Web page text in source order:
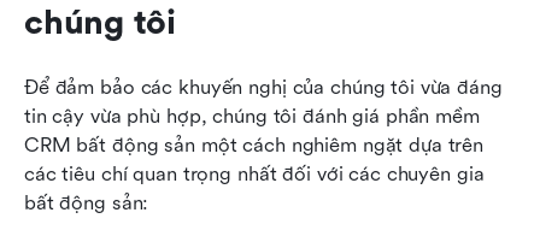
chúng tôi
Để đảm bảo các khuyến nghị của chúng tôi vừa đáng
tin cậy vừa phù hợp, chúng tôi đánh giá phần mềm
CRM bất động sản một cách nghiêm ngặt dựa trên
các tiêu chí quan trọng nhất đối với các chuyên gia
bất động sản: